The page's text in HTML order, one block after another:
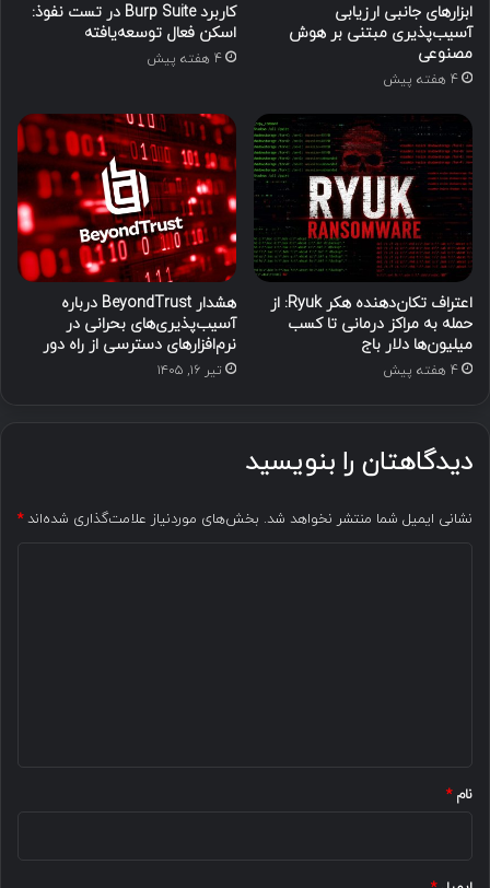
ابزارهای جانبی ارزیابی
آسیب‌پذیری مبتنی بر هوش
مصنوعی
4 هفته پیش
کاربرد Burp Suite در تست نفوذ:
اسکن فعال توسعه‌یافته
4 هفته پیش
اعتراف تکان‌دهنده هکر Ryuk: از
حمله به مراکز درمانی تا کسب
میلیون‌ها دلار باج
4 هفته پیش
هشدار BeyondTrust درباره
آسیب‌پذیری‌های بحرانی در
نرم‌افزارهای دسترسی از راه دور
تیر ۱۶, ۱۴۰۵
دیدگاهتان را بنویسید
نشانی ایمیل شما منتشر نخواهد شد. بخش‌های موردنیاز علامت‌گذاری شده‌اند*
نام*